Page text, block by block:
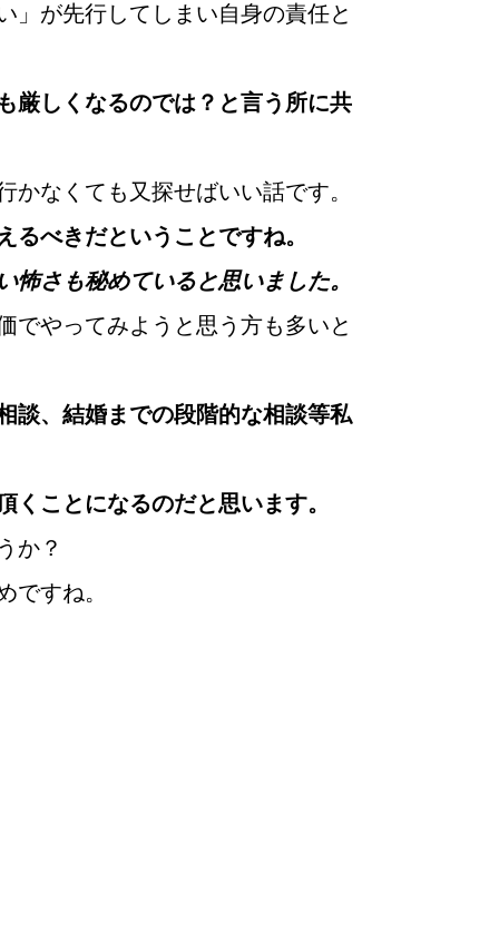
」が先行してしまい自身の責任と
厳しくなるのでは？と言う所に共
なくても又探せばいい話です。
べきだということですね。
さも秘めていると思いました。
でやってみようと思う方も多いと
談、結婚までの段階的な相談等私
ことになるのだと思います。
か？
ですね。